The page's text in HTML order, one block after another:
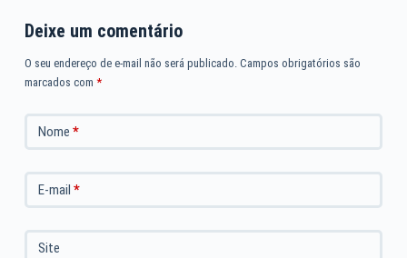
Deixe um comentário
O seu endereço de e-mail não será publicado. Campos obrigatórios são
marcados com *
Nome *
E-mail *
Site